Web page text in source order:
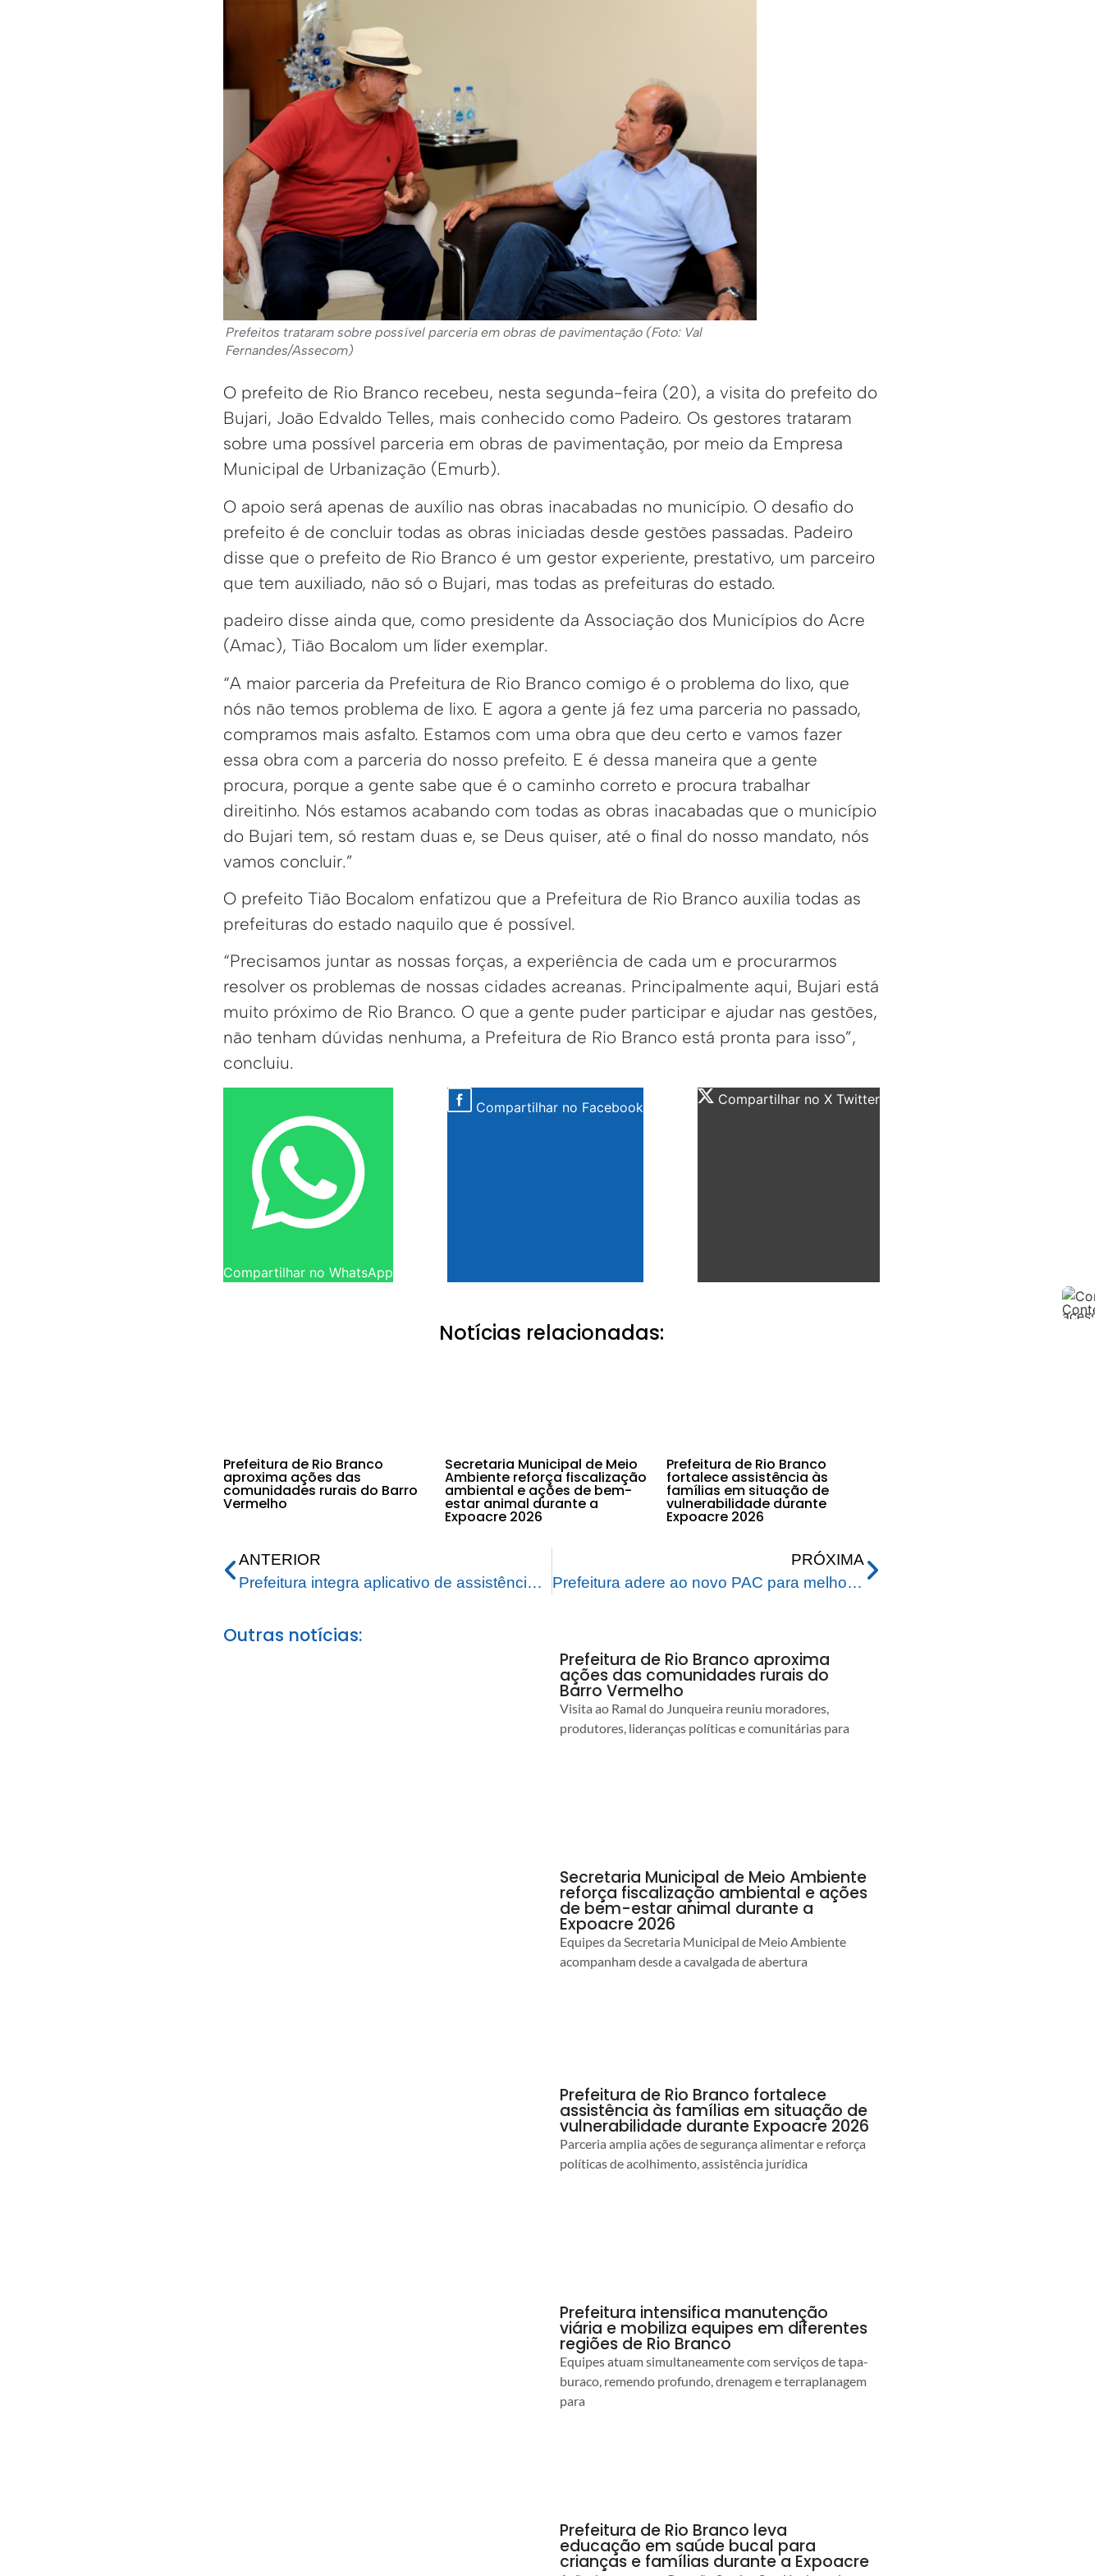
Prefeitos trataram sobre possível parceria em obras de pavimentação (Foto: Val
Fernandes/Assecom)
O prefeito de Rio Branco recebeu, nesta segunda-feira (20), a visita do prefeito do
Bujari, João Edvaldo Telles, mais conhecido como Padeiro. Os gestores trataram
sobre uma possível parceria em obras de pavimentação, por meio da Empresa
Municipal de Urbanização (Emurb).
O apoio será apenas de auxílio nas obras inacabadas no município. O desafio do
prefeito é de concluir todas as obras iniciadas desde gestões passadas. Padeiro
disse que o prefeito de Rio Branco é um gestor experiente, prestativo, um parceiro
que tem auxiliado, não só o Bujari, mas todas as prefeituras do estado.
padeiro disse ainda que, como presidente da Associação dos Municípios do Acre
(Amac), Tião Bocalom um líder exemplar.
“A maior parceria da Prefeitura de Rio Branco comigo é o problema do lixo, que
nós não temos problema de lixo. E agora a gente já fez uma parceria no passado,
compramos mais asfalto. Estamos com uma obra que deu certo e vamos fazer
essa obra com a parceria do nosso prefeito. E é dessa maneira que a gente
procura, porque a gente sabe que é o caminho correto e procura trabalhar
direitinho. Nós estamos acabando com todas as obras inacabadas que o município
do Bujari tem, só restam duas e, se Deus quiser, até o final do nosso mandato, nós
vamos concluir.”
O prefeito Tião Bocalom enfatizou que a Prefeitura de Rio Branco auxilia todas as
prefeituras do estado naquilo que é possível.
“Precisamos juntar as nossas forças, a experiência de cada um e procurarmos
resolver os problemas de nossas cidades acreanas. Principalmente aqui, Bujari está
muito próximo de Rio Branco. O que a gente puder participar e ajudar nas gestões,
não tenham dúvidas nenhuma, a Prefeitura de Rio Branco está pronta para isso”,
concluiu.
Compartilhar no WhatsApp
Compartilhar no Facebook Compartilhar no X Twitter
Notícias relacionadas:
Prefeitura de Rio Branco
aproxima ações das
comunidades rurais do Barro
Vermelho
Secretaria Municipal de Meio
Ambiente reforça fiscalização
ambiental e ações de bem-
estar animal durante a
Expoacre 2026
Prefeitura de Rio Branco
fortalece assistência às
famílias em situação de
vulnerabilidade durante
Expoacre 2026
ANTERIOR
Prefeitura integra aplicativo de assistência do Saerb à comunidade
PRÓXIMA
Prefeitura adere ao novo PAC para melhorias no saneamento básico
Outras notícias:
Prefeitura de Rio Branco aproxima
ações das comunidades rurais do
Barro Vermelho
Visita ao Ramal do Junqueira reuniu moradores,
produtores, lideranças políticas e comunitárias para
Secretaria Municipal de Meio Ambiente
reforça fiscalização ambiental e ações
de bem-estar animal durante a
Expoacre 2026
Equipes da Secretaria Municipal de Meio Ambiente
acompanham desde a cavalgada de abertura
Prefeitura de Rio Branco fortalece
assistência às famílias em situação de
vulnerabilidade durante Expoacre 2026
Parceria amplia ações de segurança alimentar e reforça
políticas de acolhimento, assistência jurídica
Prefeitura intensifica manutenção
viária e mobiliza equipes em diferentes
regiões de Rio Branco
Equipes atuam simultaneamente com serviços de tapa-
buraco, remendo profundo, drenagem e terraplanagem
para
Prefeitura de Rio Branco leva
educação em saúde bucal para
crianças e famílias durante a Expoacre